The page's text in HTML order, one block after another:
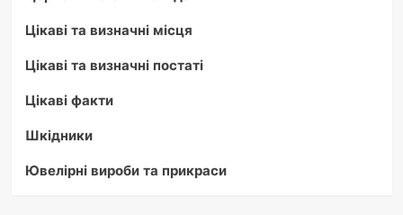
Цікаві та визначні місця
Цікаві та визначні постаті
Цікаві факти
Шкідники
Ювелірні вироби та прикраси